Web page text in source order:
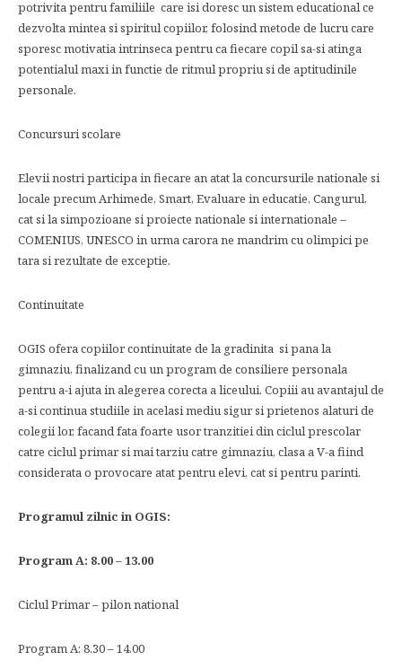
potrivita pentru familiile care isi doresc un sistem educational ce
dezvolta mintea si spiritul copiilor, folosind metode de lucru care
sporesc motivatia intrinseca pentru ca fiecare copil sa-si atinga
potentialul maxi in functie de ritmul propriu si de aptitudinile
personale.
Concursuri scolare
Elevii nostri participa in fiecare an atat la concursurile nationale si
locale precum Arhimede, Smart, Evaluare in educatie, Cangurul,
cat si la simpozioane si proiecte nationale si internationale –
COMENIUS, UNESCO in urma carora ne mandrim cu olimpici pe
tara si rezultate de exceptie.
Continuitate
OGIS ofera copiilor continuitate de la gradinita si pana la
gimnaziu, finalizand cu un program de consiliere personala
pentru a-i ajuta in alegerea corecta a liceului. Copiii au avantajul de
a-si continua studiile in acelasi mediu sigur si prietenos alaturi de
colegii lor, facand fata foarte usor tranzitiei din ciclul prescolar
catre ciclul primar si mai tarziu catre gimnaziu, clasa a V-a fiind
considerata o provocare atat pentru elevi, cat si pentru parinti.
Programul zilnic in OGIS:
Program A: 8.00 – 13.00
Ciclul Primar – pilon national
Program A: 8.30 – 14.00